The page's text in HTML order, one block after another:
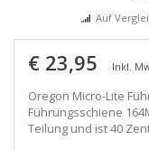
Auf
€ 23,95 Inkl.
Oregon Micro-Lite
Führungsschiene
Teilung und ist 40